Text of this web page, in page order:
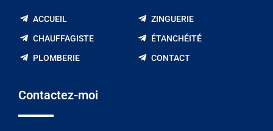
ACCUEIL
CHAUFFAGISTE
PLOMBERIE
ZINGUERIE
ÉTANCHÉITÉ
CONTACT
Contactez-moi